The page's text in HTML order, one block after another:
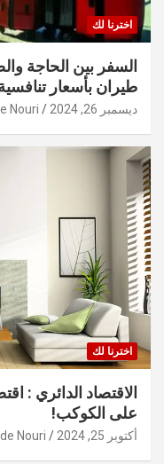
اخترنا لك
السفر بين الحاجة
طيران بأسعار
ديسمبر 26, 2024 Nouri
اخترنا لك
الاقتصاد الدائري :
على الكوكب!
أكتوبر 25, 2024 Nouri